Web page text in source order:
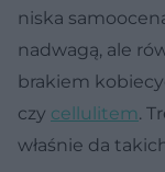
niska
nadwagą, ale
brakiem
czy cellulitem.
właśnie da